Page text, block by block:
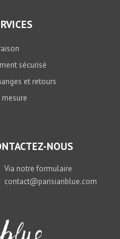
sécurisé
et retours
mesure
NOUS
Via notre formulaire
contact@parisianblue.com